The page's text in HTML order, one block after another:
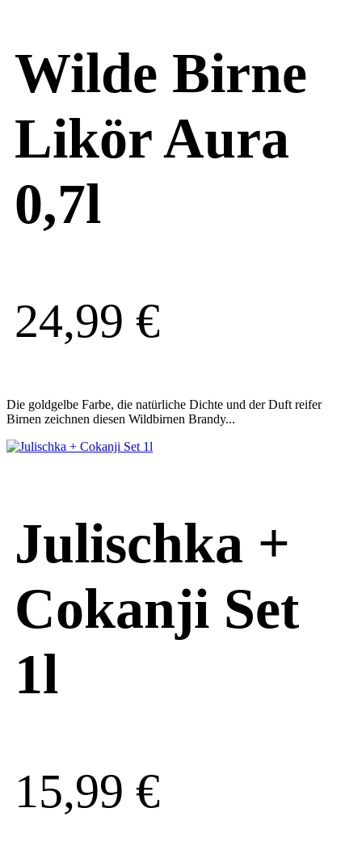
Wilde Birne
Likör Aura
0,7l
24,99 €
Die goldgelbe Farbe, die natürliche Dichte und der Duft reifer
Birnen zeichnen diesen Wildbirnen Brandy...
Julischka +
Cokanji Set
1l
15,99 €